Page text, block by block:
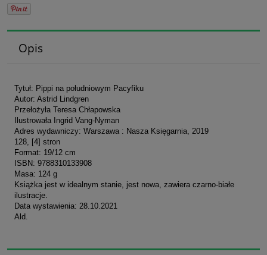
Opis
Tytuł: Pippi na południowym Pacyfiku
Autor: Astrid Lindgren
Przełożyła Teresa Chłapowska
Ilustrowała Ingrid Vang-Nyman
Adres wydawniczy: Warszawa : Nasza Księgarnia, 2019
128, [4] stron
Format: 19/12 cm
ISBN: 9788310133908
Masa: 124 g
Książka jest w idealnym stanie, jest nowa, zawiera czarno-białe
ilustracje.
Data wystawienia: 28.10.2021
Ald.